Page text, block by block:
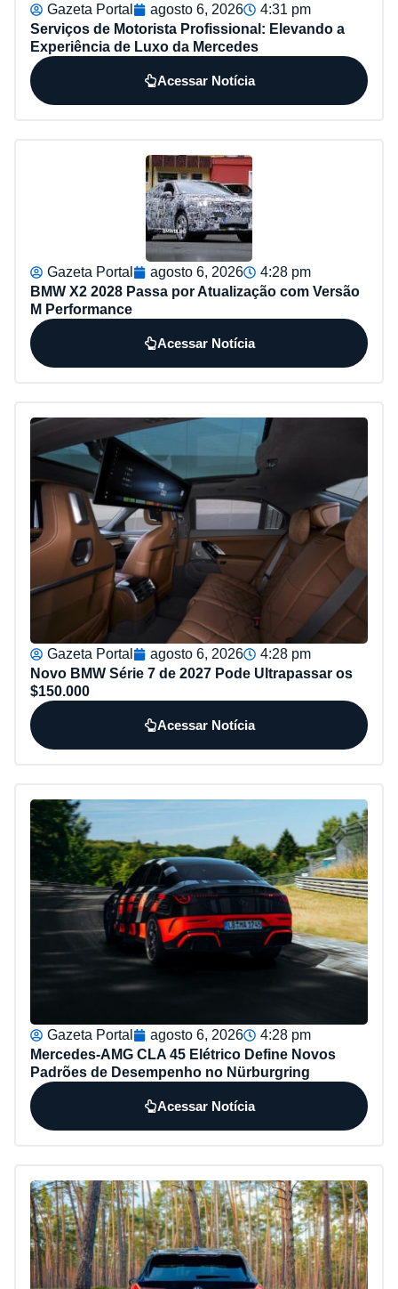
Gazeta Portal agosto 6, 2026
4:31 pm
Serviços de Motorista Profissional: Elevando a
Experiência de Luxo da Mercedes
Acessar Notícia
Gazeta Portal agosto 6, 2026
4:28 pm
BMW X2 2028 Passa por Atualização com Versão
M Performance
Acessar Notícia
Gazeta Portal agosto 6, 2026
4:28 pm
Novo BMW Série 7 de 2027 Pode Ultrapassar os
$150.000
Acessar Notícia
Gazeta Portal agosto 6, 2026
4:28 pm
Mercedes-AMG CLA 45 Elétrico Define Novos
Padrões de Desempenho no Nürburgring
Acessar Notícia